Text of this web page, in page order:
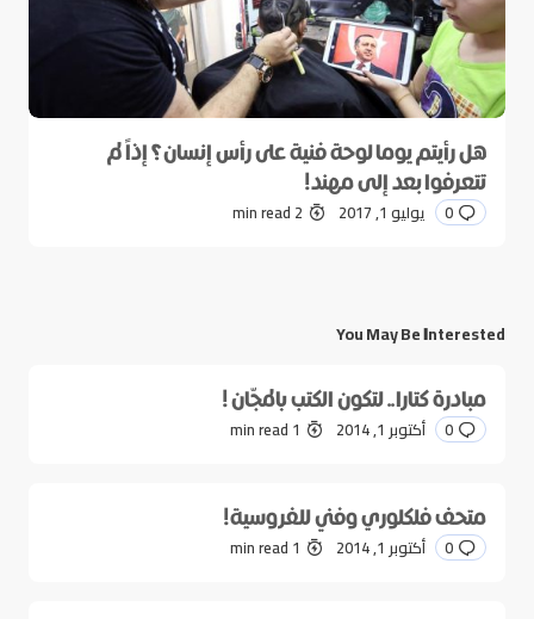
هل رأيتم يوما لوحة فنية على رأس إنسان؟ إذاً لم
تتعرفوا بعد إلى مهند!
0 يوليو 1, 2017 2 min read
You May Be Interested
مبادرة كتارا.. لتكون الكتب بالمجّان !
0 أكتوبر 1, 2014 1 min read
متحف فلكلوري وفني للفروسية!
0 أكتوبر 1, 2014 1 min read